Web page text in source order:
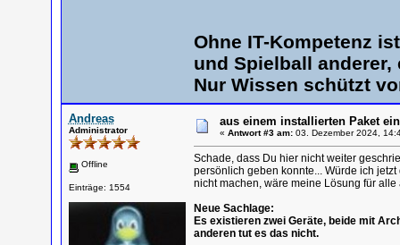
Ohne IT-Kompetenz
und Spielball anderer,
Nur Wissen schützt
Andreas
Administrator
Offline
Einträge: 1554
aus einem installierten Paket
« Antwort #3 am:03. Dezember 2024,
Schade, dass Du hier nicht weiter
persönlich geben konnte... Würde ich
nicht machen, wäre meine Lösung für
Neue Sachlage:
Es existieren zwei Geräte, beide mit
anderen tut es das nicht.